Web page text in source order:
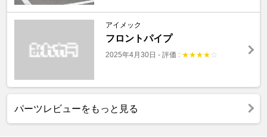
アイメック
フロントパイプ
2025年4月30日 - 評価 : ★★★★ ☆
パーツレビューをもっと見る